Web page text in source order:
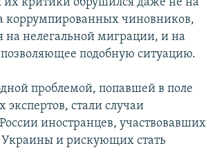
коррумпированных чиновников,
нелегальной миграции, и на
позволяющее подобную ситуацию.
проблемой, попавшей в поле
экспертов, стали случаи
иностранцев, участвовавших
Украины и рискующих стать